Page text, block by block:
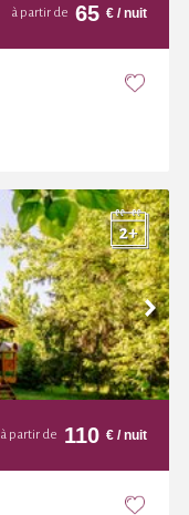
à partir de 65 € / nuit
à partir de 110 € / nuit